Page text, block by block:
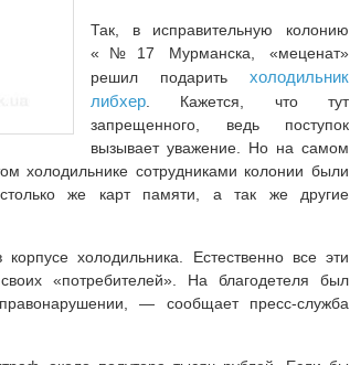
Так, в исправительную колонию
«№17 Мурманска, «меценат»
решил подарить холодильник
либхер . Кажется, что тут
запрещенного, ведь поступок
вызывает уважение. Но на самом
холодильнике сотрудниками колонии были
же карт памяти, а так же другие
холодильника. Естественно все эти
«потребителей». На благодетеля был
— сообщает пресс-служба